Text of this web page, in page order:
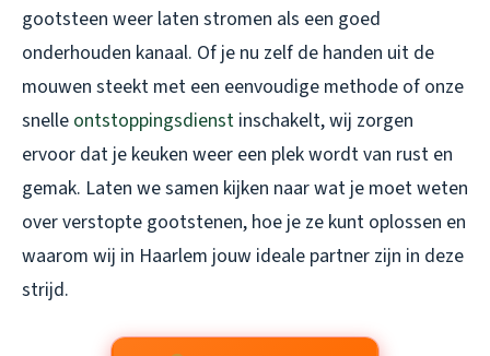
gootsteen weer laten stromen als een goed
onderhouden kanaal. Of je nu zelf de handen uit de
mouwen steekt met een eenvoudige methode of onze
snelle ontstoppingsdienst inschakelt, wij zorgen
ervoor dat je keuken weer een plek wordt van rust en
gemak. Laten we samen kijken naar wat je moet weten
over verstopte gootstenen, hoe je ze kunt oplossen en
waarom wij in Haarlem jouw ideale partner zijn in deze
strijd.